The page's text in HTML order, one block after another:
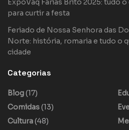
ExpoVaq Farias Brito 2025: tudo
para curtir a festa
Feriado de Nossa Senhora das
Norte: história, romaria e tudo o
cidade
Categorias
Blog(17)
Comidas(13)
Cultura(48)